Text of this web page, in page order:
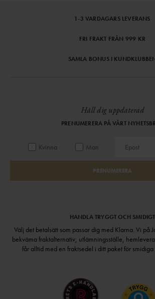
1-3 VARDAGARS LEVERANS
FRI FRAKT FRÅN 999 KR
SAMLA BONUS I
Håll dig uppdaterad
PRENUMERERA PÅ VÅRT
Kvinna Man
PRENUMERERA
HANDLA TRYGGT OCH SMIDIGT
Välj det betalsätt som passar dig med Klarna. Vi på
bekväma fraktalternativ; utlämningsställe,
får alltid med en fraktsedel i ditt paket för